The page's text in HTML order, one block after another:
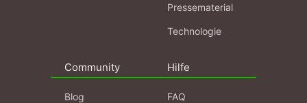
Pressematerial
Technologie
Community
Blog
Hilfe
FAQ